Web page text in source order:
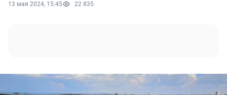
13 мая 2024, 15:45 22 835